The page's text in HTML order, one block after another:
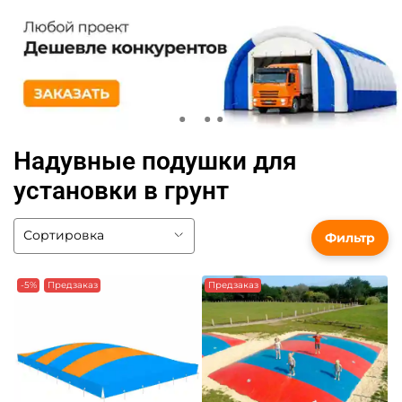
Надувные подушки для
установки в грунт
-5% Предзаказ Предзаказ
Фильтр